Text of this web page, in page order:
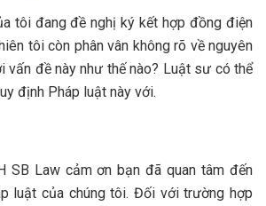
tôi đang đề nghị ký kết hợp đồng điện
tôi còn phân vân không rõ về nguyên
vấn đề này như thế nào? Luật sư có thể
định Pháp luật này với.
SB Law cảm ơn bạn đã quan tâm đến
luật của chúng tôi. Đối với trường hợp